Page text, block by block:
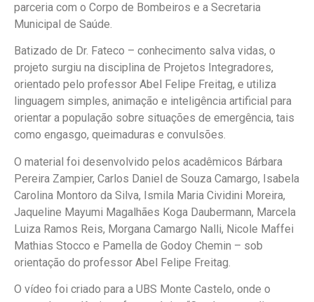
parceria com o Corpo de Bombeiros e a Secretaria
Municipal de Saúde.
Batizado de Dr. Fateco – conhecimento salva vidas, o
projeto surgiu na disciplina de Projetos Integradores,
orientado pelo professor Abel Felipe Freitag, e utiliza
linguagem simples, animação e inteligência artificial para
orientar a população sobre situações de emergência, tais
como engasgo, queimaduras e convulsões.
O material foi desenvolvido pelos acadêmicos Bárbara
Pereira Zampier, Carlos Daniel de Souza Camargo, Isabela
Carolina Montoro da Silva, Ismila Maria Cividini Moreira,
Jaqueline Mayumi Magalhães Koga Daubermann, Marcela
Luiza Ramos Reis, Morgana Camargo Nalli, Nicole Maffei
Mathias Stocco e Pamella de Godoy Chemin – sob
orientação do professor Abel Felipe Freitag.
O vídeo foi criado para a UBS Monte Castelo, onde o